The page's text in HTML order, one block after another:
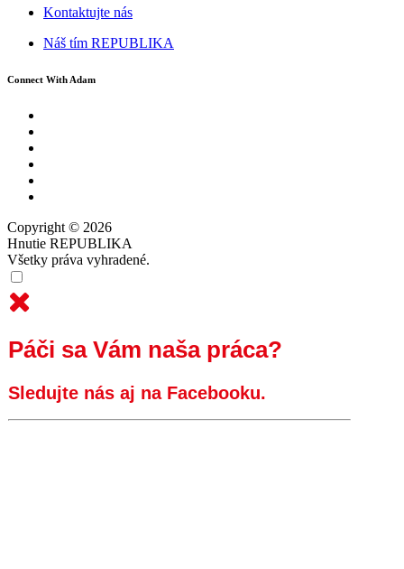
Kontaktujte nás
Náš tím REPUBLIKA
Connect With Adam
Copyright © 2026
Hnutie REPUBLIKA
Všetky práva vyhradené.
Páči sa Vám naša práca?
Sledujte nás aj na Facebooku.